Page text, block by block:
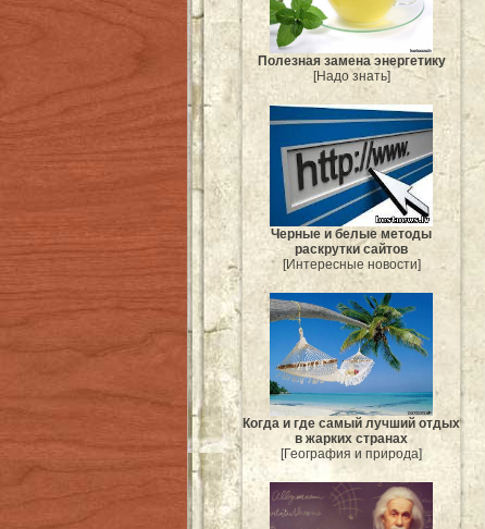
Полезная замена энергетику
[Надо знать]
Черные и белые методы
раскрутки сайтов
[Интересные новости]
Когда и где самый лучший отдых
в жарких странах
[География и природа]